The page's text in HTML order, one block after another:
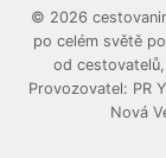
© 2026
po celém světě
od
Provozovatel: PR
Nová